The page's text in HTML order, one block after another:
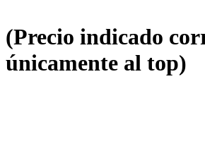
(Precio indicado
únicamente al top)